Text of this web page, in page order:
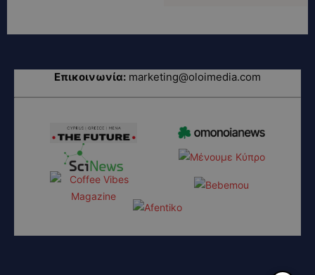
Επικοινωνία: marketing@oloimedia.com